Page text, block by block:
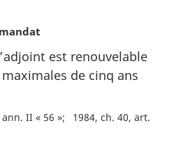
est renouvelable
de cinq ans
II « 56 »
1984, ch. 40, art.